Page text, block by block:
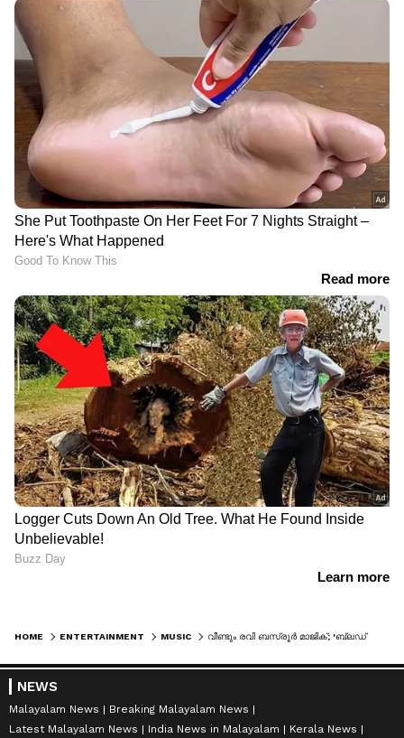
HOME ENTERTAINMENT MUSIC
NEWS
Malayalam News
Breaking Malayalam News
Latest Malayalam News
India News in Malayalam
Kerala News